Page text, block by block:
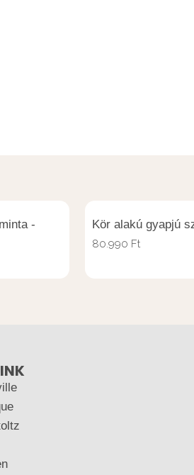
-
Kör alakú gyapjú
80.990 Ft